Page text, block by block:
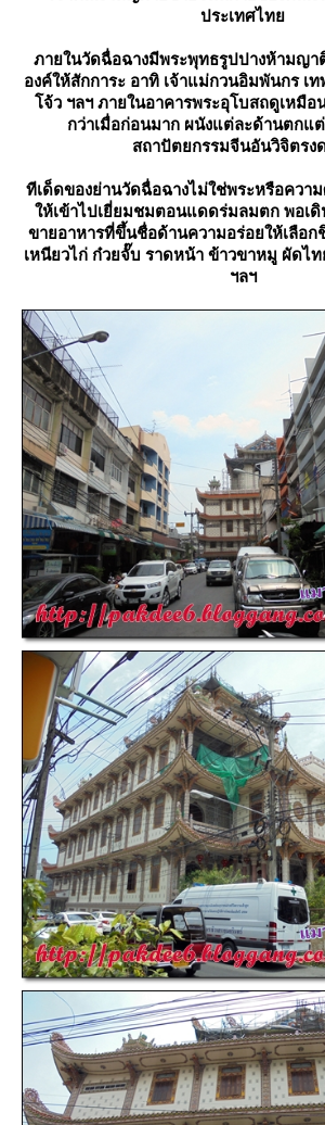
ประเทศไท
ภายในวัดฉื่อฉางมีพระพุทธรูปปางห้ามญ
องค์ให้สักการะ อาทิ เจ้าแม่กวนอิมพันกร เท
จ้ว ฯลฯ ภายในอาคารพระอุโบสถดูเหมือ
กว่าเมื่อก่อนมาก ผนังแต่ละด้านตก
สถาปัตยกรรมจีนอันวิจิตรง
ทีเด็ดของย่านวัดฉื่อฉางไม่ใช่พระหรือควา
ห้เข้าไปเยี่ยมชมตอนแดดร่มลมตก พอเดิ
ขายอาหารที่ขึ้นชื่อด้านความอร่อยให้เลือก
เหนียวไก่ ก๋วยจั๊บ ราดหน้า ข้าวขาหมู ผัดไ
ฯลฯ